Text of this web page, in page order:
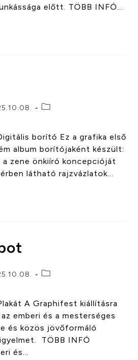
előtt. TÖBB INFÓ…
borító Ez a grafika első
album borítójaként készült:
a zene önkiíró koncepcióját
látható rajzvázlatok…
A Graphifest kiállításra
emberi és a mesterséges
és közös jövőformáló
TÖBB INFÓ
és…